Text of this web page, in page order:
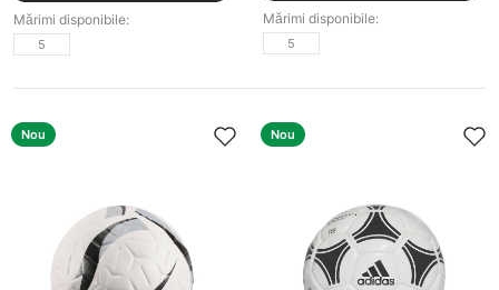
Mărimi disponibile:
5
Mărimi disponibile:
5
Nou Nou